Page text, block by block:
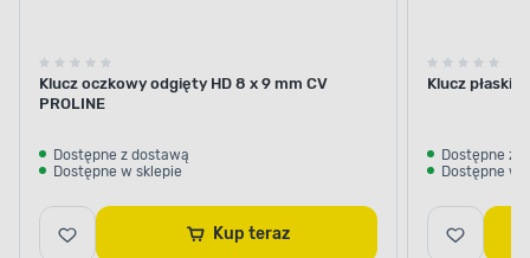
Klucz oczkowy odgięty HD 8 x 9 mm CV
PROLINE
Dostępne z dostawą
Dostępne w sklepie
Kup teraz
Klucz płaski
Dostępne z
Dostępne w